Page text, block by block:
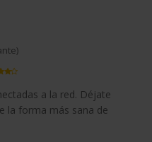
a la red. Déjate
la forma más sana de